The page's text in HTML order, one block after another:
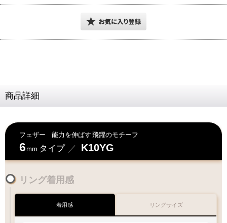
商品詳細
フェザー 能力を伸ばす 飛躍のモチーフ
6mm タイプ ／ K10YG
リング着用感
着用感 リングサイズ